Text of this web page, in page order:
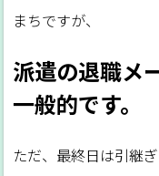
まちですが、
派遣の退職メ
一般的です。
ただ、最終日は引継